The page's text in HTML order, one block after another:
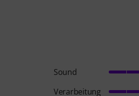
Sound
Verarbeitung